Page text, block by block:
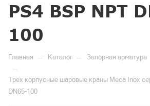
PS4 BSP NPT
100
Главная — Каталог — Запорная арматура
—
Трех корпусные шаровые краны Meca Inox
DN65-100